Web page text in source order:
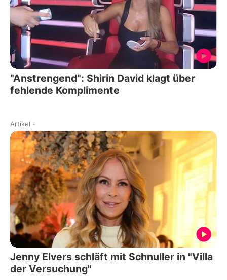
"Anstrengend": Shirin David klagt über
fehlende Komplimente
Artikel -
Jenny Elvers schläft mit Schnuller in "Villa
der Versuchung"